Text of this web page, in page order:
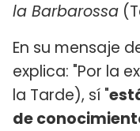
la Barbarossa
En su mensaje
explica: "Por la
la Tarde), sí "
de